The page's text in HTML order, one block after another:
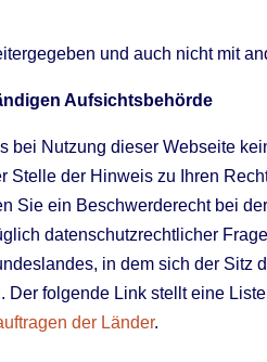
und auch nicht mit
Aufsichtsbehörde
bei Nutzung dieser Webseite
Stelle der Hinweis zu Ihren
Sie ein Beschwerderecht bei
datenschutzrechtlicher
in dem sich der Sitz
folgende Link stellt eine
der Länder.